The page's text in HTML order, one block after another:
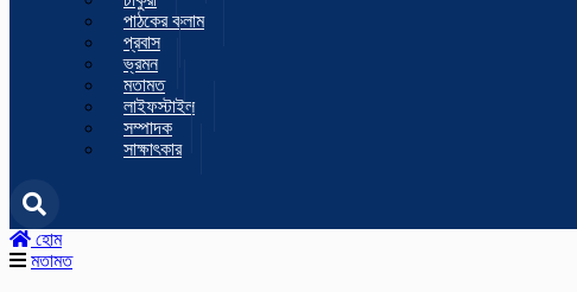
পাঠকের কলাম
প্রবাস
ভ্রমন
মতামত
লাইফস্টাইল
সম্পাদক
সাক্ষাৎকার
হোম
মতামত